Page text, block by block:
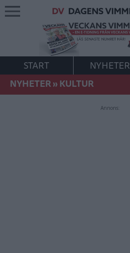
START NYHETER
NYHETER»KULTUR
Annons: